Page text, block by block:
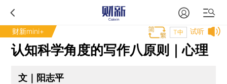
财新mini+ 试听
T中
认知科学角度的写作八原则｜心理
文｜阳志平